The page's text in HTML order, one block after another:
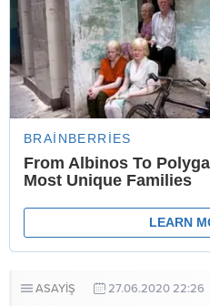
ASAYİŞ 27.06.2020 22:26